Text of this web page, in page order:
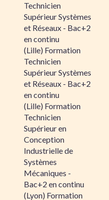
Technicien
Supérieur Systèmes
et Réseaux - Bac+2
en continu
(Lille) Formation
Technicien
Supérieur Systèmes
et Réseaux - Bac+2
en continu
(Lille) Formation
Technicien
Supérieur en
Conception
Industrielle de
Systèmes
Mécaniques -
Bac+2 en continu
(Lyon) Formation